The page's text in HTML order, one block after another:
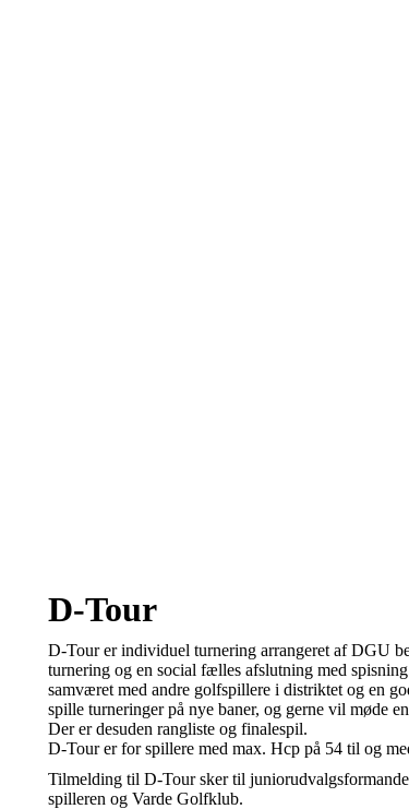
D-Tour
D-Tour er individuel turnering arrangeret af DGU
turnering og en social fælles afslutning med
samværet med andre golfspillere i distriktet og en
spille turneringer på nye baner, og gerne vil møde
Der er desuden rangliste og finalespil.
D-Tour er for spillere med max. Hcp på 54 til og
Tilmelding til D-Tour sker til
spilleren og Varde Golfklub.